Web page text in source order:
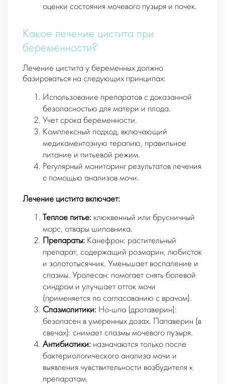
оценки состояния мочевого пузыря и почек.
Какое лечение цистита при
беременности?
Лечение цистита у беременных должно
базироваться на следующих принципах:
Использование препаратов с доказанной
безопасностью для матери и плода.
Учет срока беременности.
Комплексный подход, включающий
медикаментозную терапию, правильное
питание и питьевой режим.
Регулярный мониторинг результатов лечения
с помощью анализов мочи.
Лечение цистита включает:
Теплое питье: клюквенный или брусничный
морс, отвары шиповника.
Препараты: Канефрон: растительный
препарат, содержащий розмарин, любисток
и золототысячник. Уменьшает воспаление и
спазмы. Уролесан: помогает снять болевой
синдром и улучшает отток мочи
(применяется по согласованию с врачом).
Спазмолитики: Но-шпа (дротаверин):
безопасен в умеренных дозах. Папаверин (в
свечах): снимает спазмы мочевого пузыря.
Антибиотики: назначаются только после
бактериологического анализа мочи и
выявления чувствительности возбудителя к
препаратам.